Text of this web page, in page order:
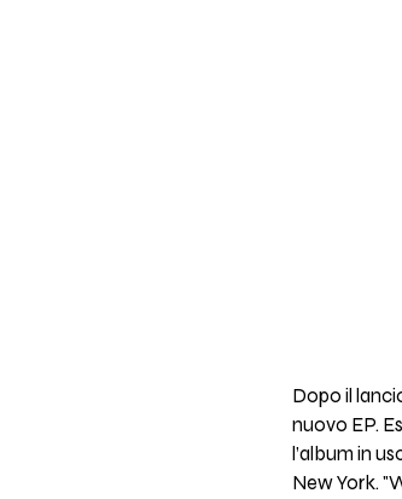
Dopo il
nuovo EP.
l’album in
New York.